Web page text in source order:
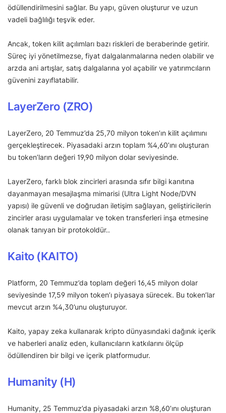
ödüllendirilmesini sağlar. Bu yapı, güven oluşturur ve uzun
vadeli bağlılığı teşvik eder.
Ancak, token kilit açılımları bazı riskleri de beraberinde getirir.
Süreç iyi yönetilmezse, fiyat dalgalanmalarına neden olabilir ve
arzda ani artışlar, satış dalgalarına yol açabilir ve yatırımcıların
güvenini zayıflatabilir.
LayerZero (ZRO)
LayerZero, 20 Temmuz’da 25,70 milyon token’ın kilit açılımını
gerçekleştirecek. Piyasadaki arzın toplam %4,60’ını oluşturan
bu token’ların değeri 19,90 milyon dolar seviyesinde.
LayerZero, farklı blok zincirleri arasında sıfır bilgi kanıtına
dayanmayan mesajlaşma mimarisi (Ultra Light Node/DVN
yapısı) ile güvenli ve doğrudan iletişim sağlayan, geliştiricilerin
zincirler arası uygulamalar ve token transferleri inşa etmesine
olanak tanıyan bir protokoldür..
Kaito (KAITO)
Platform, 20 Temmuz’da toplam değeri 16,45 milyon dolar
seviyesinde 17,59 milyon token’ı piyasaya sürecek. Bu token’lar
mevcut arzın %4,30’unu oluşturuyor.
Kaito, yapay zeka kullanarak kripto dünyasındaki dağınık içerik
ve haberleri analiz eden, kullanıcıların katkılarını ölçüp
ödüllendiren bir bilgi ve içerik platformudur.
Humanity (H)
Humanity, 25 Temmuz’da piyasadaki arzın %8,60’ını oluşturan